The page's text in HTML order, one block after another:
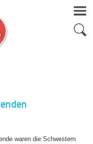
waren die Schwestern